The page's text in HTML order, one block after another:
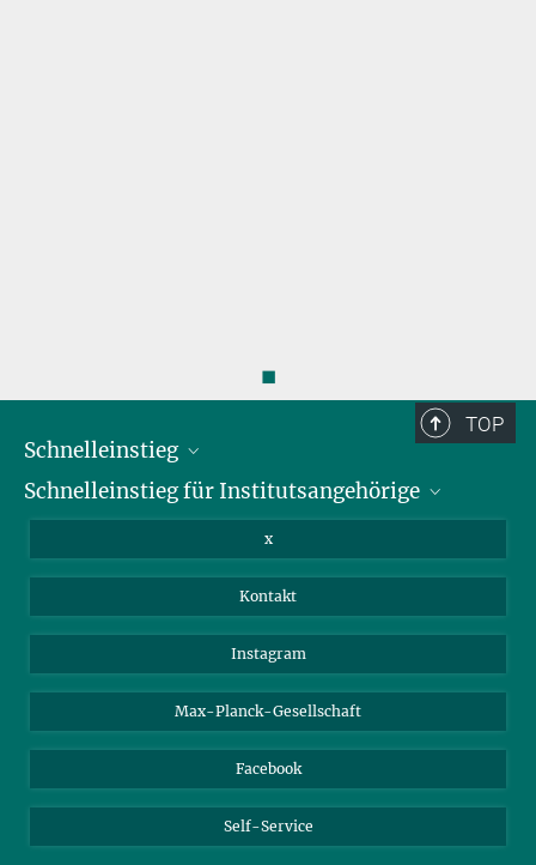
◼
TOP
Schnelleinstieg
Bibliothek
Schnelleinstieg für Institutsangehörige
Nextcloud
x
Kontakt
Instagram
Max-Planck-Gesellschaft
Facebook
Self-Service